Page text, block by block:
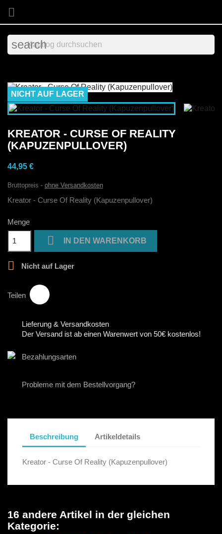

search
NICHT AUF LAGER
KREATOR - CURSE OF REALITY
(KAPUZENPULLOVER)
44,95 €
Bruttopreis ohne Versandkosten
Kreator - Curse Of Reality (Kapuzenpullover)
Menge
 IN DEN WARENKORB
 Nicht auf Lager
Teilen
Lieferung & Versandkosten
Der Versand ist ab einen Warenwert von 50€ kostenlos!
Bezahlungsarten
Probleme mit dem Bestellvorgang?
Beschreibung Artikeldetails
Kreator - Curse Of Reality (Kapuzenpullover)
16 andere Artikel in der gleichen
Kategorie: